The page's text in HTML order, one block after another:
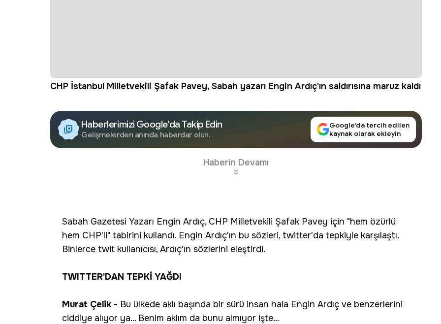
CHP İstanbul Milletvekili Şafak Pavey, Sabah yazarı Engin Ardıç'ın saldırısına maruz kaldı
Haberlerimizi Google'da Takip Edin
Gelişmelerden anında haberdar olun.
Google’da tercih edilen
kaynak olarak ekleyin
Haberin Devamı
Sabah Gazetesi Yazarı Engin Ardıç, CHP Milletvekili Şafak Pavey için "hem özürlü
hem CHP'li" tabirini kullandı. Engin Ardıç'ın bu sözleri, twitter'da tepkiyle karşılaştı.
Binlerce twit kullanıcısı, Ardıç'ın sözlerini eleştirdi.
TWITTER'DAN TEPKİ YAĞDI
Murat Çelik - Bu ülkede aklı başında bir sürü insan hala Engin Ardıç ve benzerlerini
ciddiye alıyor ya... Benim aklım da bunu almıyor işte...